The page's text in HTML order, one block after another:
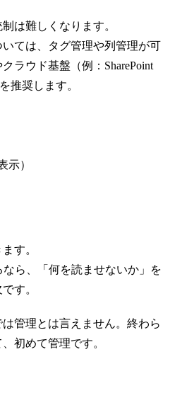
は難しくなります。
ては、タグ管理や列管理が可
ラウド基盤（例：SharePoint
推奨します。
示）
す。
ら、「何を読ませないか」を
す。
管理とは言えません。終わら
初めて管理です。